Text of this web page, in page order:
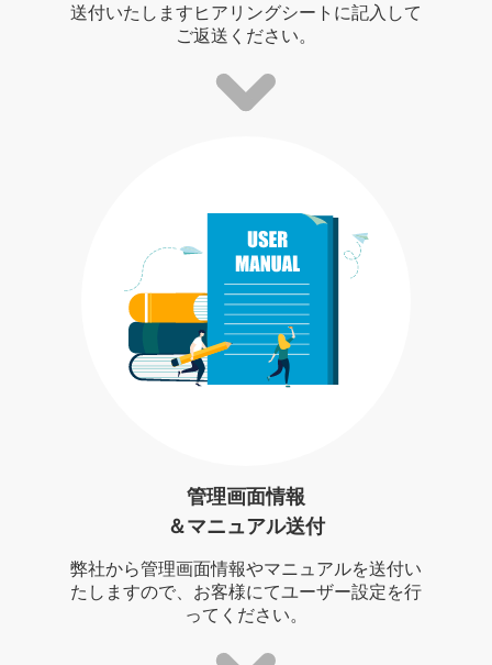
送付いたしますヒアリングシートに記入して
ご返送ください。
管理画面情報
＆マニュアル送付
弊社から管理画面情報やマニュアルを送付い
たしますので、お客様にてユーザー設定を行
ってください。